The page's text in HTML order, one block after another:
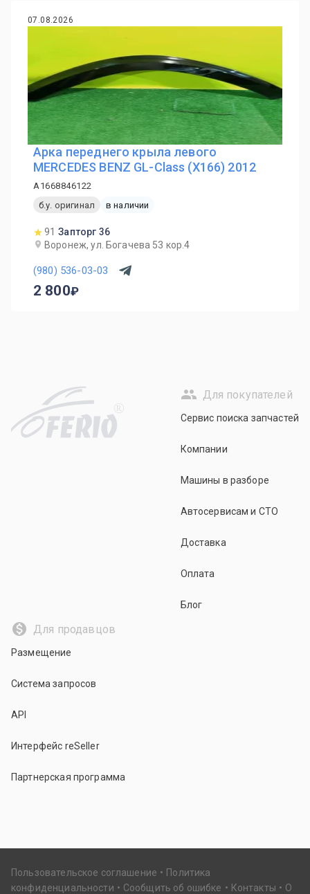
07.08.2026
Арка переднего крыла левого
MERСEDES BENZ GL-Class (X166) 2012
A1668846122
б.у. оригинал
в наличии
91 Запторг 36
Воронеж, ул. Богачева 53 кор.4
(980) 536-03-03
2 800
R
Для покупателей
Сервис поиска запчастей
Компании
Машины в разборе
Автосервисам и СТО
Доставка
Оплата
Блог
Для продавцов
Размещение
Система запросов
API
Интерфейс reSeller
Партнерская программа
Пользовательское соглашение
Политика
конфиденциальности
Сообщить об ошибке Контакты О